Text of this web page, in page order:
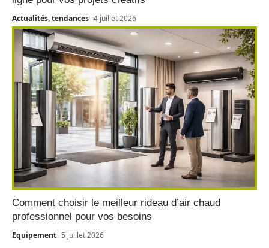
Actualités, tendances 4 juillet 2026
Comment choisir le meilleur rideau d’air chaud
professionnel pour vos besoins
Equipement 5 juillet 2026